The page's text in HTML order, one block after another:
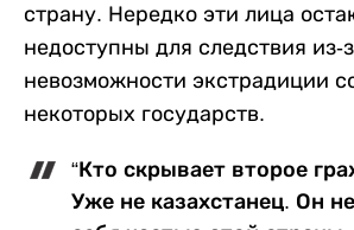
страну. Нередко эти лица
недоступны для следствия из-
невозможности экстрадиции
некоторых государств.
“Кто скрывает второе
Уже не казахстанец. Он